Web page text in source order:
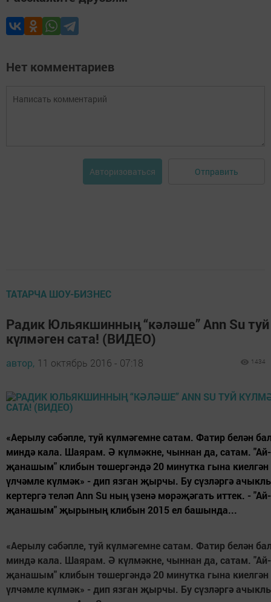
Нет комментариев
Авторизоваться Отправить
ТАТАРЧА ШОУ-БИЗНЕС
Радик Юльякшинның “кәләше” Аnn Su туй
күлмәген сата! (ВИДЕО)
автор, 11 октябрь 2016 - 07:18 1434
«Аерылу сәбәпле, туй күлмәгемне сатам. Фатир белән
миндә кала. Шаярам. Ә күлмәкне, чыннан да, сатам.
җанашым" клибын төшергәндә 20 минутка гына киелгән
үлчәмле күлмәк» - дип язган җырчы. Бу сүзләргә
кертергә теләп Аnn Su ның үзенә мөрәҗәгать иттек. -
җанашым" җырының клибын 2015 ел башында...
«Аерылу сәбәпле, туй күлмәгемне сатам. Фатир белән
миндә кала. Шаярам. Ә күлмәкне, чыннан да, сатам.
җанашым" клибын төшергәндә 20 минутка гына киелгән
үлчәмле күлмәк» - дип язган җырчы. Бу сүзләргә